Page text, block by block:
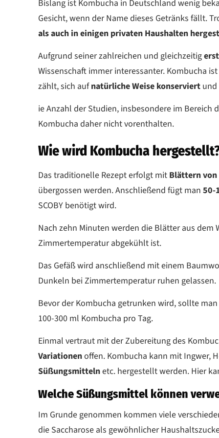
Bislang ist Kombucha in Deutschland wenig
Gesicht, wenn der Name dieses Getränks fällt.
als auch in einigen privaten Haushalten
Aufgrund seiner zahlreichen und gleichzeitig
Wissenschaft immer interessanter. Kombucha
zählt, sich aufnatürliche Weise konserviert
ie Anzahl der Studien, insbesondere im Bereich
Kombucha daher nicht vorenthalten.
Wie wird Kombucha
Das traditionelle Rezept erfolgt mit Blättern von
übergossen werden. Anschließend fügt man 50-
SCOBY benötigt wird.
Nach zehn Minuten werden die Blätter aus dem
Zimmertemperatur abgekühlt ist.
Das Gefäß wird anschließend mit einem
Dunkeln bei Zimmertemperatur ruhen gelassen.
Bevor der Kombucha getrunken wird, sollte
100-300 ml Kombucha pro Tag.
Einmal vertraut mit der Zubereitung des
Variationenoffen. Kombucha kann mit Ingwer,
Süßungsmittelnetc. hergestellt werden. Hier
Welche Süßungsmittel können
Im Grunde genommen kommen viele
die Saccharose als gewöhnlicher